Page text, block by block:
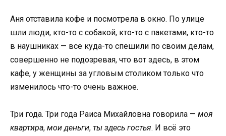
Аня отставила кофе и посмотрела в окно. По улице
шли люди, кто-то с собакой, кто-то с пакетами, кто-то
в наушниках — все куда-то спешили по своим делам,
совершенно не подозревая, что вот здесь, в этом
кафе, у женщины за угловым столиком только что
изменилось что-то очень важное.
Три года. Три года Раиса Михайловна говорила — моя
квартира, мои деньги, ты здесь гостья. И всё это